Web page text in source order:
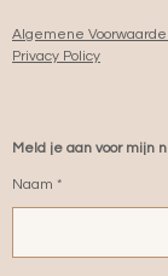
Algemene
Privacy Policy
Meld je aan voor mijn
Naam *